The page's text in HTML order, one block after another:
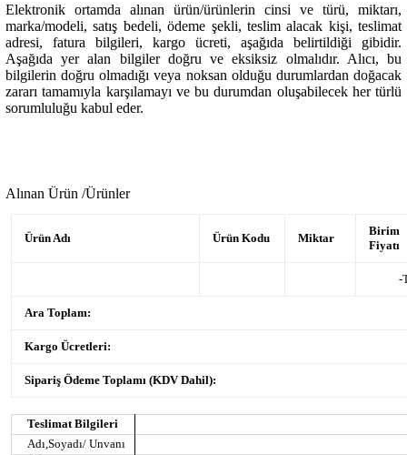
Elektronik ortamda alınan ürün/ürünlerin cinsi ve türü, miktarı,
marka/modeli, satış bedeli, ödeme şekli, teslim alacak kişi, teslimat
adresi, fatura bilgileri, kargo ücreti, aşağıda belirtildiği gibidir.
Aşağıda yer alan bilgiler doğru ve eksiksiz olmalıdır. Alıcı, bu
bilgilerin doğru olmadığı veya noksan olduğu durumlardan doğacak
zararı tamamıyla karşılamayı ve bu durumdan oluşabilecek her türlü
sorumluluğu kabul eder.
Alınan Ürün /Ürünler
Ürün Adı Ürün Kodu Miktar
Birim
Fiyatı
-
Ara Toplam:
Kargo Ücretleri:
Sipariş Ödeme Toplamı (KDV Dahil):
Teslimat Bilgileri
Adı,Soyadı/ Unvanı